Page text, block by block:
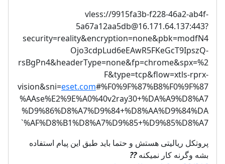
vless://9915fa3b-f228-46a2-ab4f-
5a67a12aa5db@16.171.64.137:443?
security=reality&encryption=none&pbk=modfN4
Ojo3cdpLud6eEAwR5FKeGcT9IpszQ-
rsBgPn4&headerType=none&fp=chrome&spx=%2
F&type=tcp&flow=xtls-rprx-
vision&sni=eset.com#%F0%9F%87%B8%F0%9F%87
%AAse%E2%9E%A0%40v2ray30+%DA%A9%D8%A7
%D9%86%D8%A7%D9%84+%D8%AA%D9%84%DA
%AF%D8%B1%D8%A7%D9%85+%D9%85%D8%A7`
پروتکل ریالیتی هستش و حتما باید طبق این پیام استفاده
بشه وگرنه کار نمیکنه??